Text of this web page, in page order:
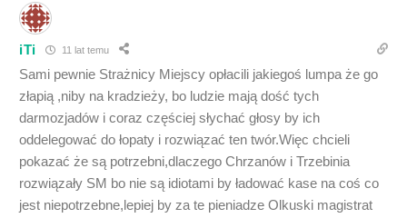
iTi 11 lat temu
Sami pewnie Strażnicy Miejscy opłacili jakiegoś lumpa że go
złapią ,niby na kradzieży, bo ludzie mają dość tych
darmozjadów i coraz częściej słychać głosy by ich
oddelegować do łopaty i rozwiązać ten twór.Więc chcieli
pokazać że są potrzebni,dlaczego Chrzanów i Trzebinia
rozwiązały SM bo nie są idiotami by ładować kase na coś co
jest niepotrzebne,lepiej by za te pieniadze Olkuski magistrat